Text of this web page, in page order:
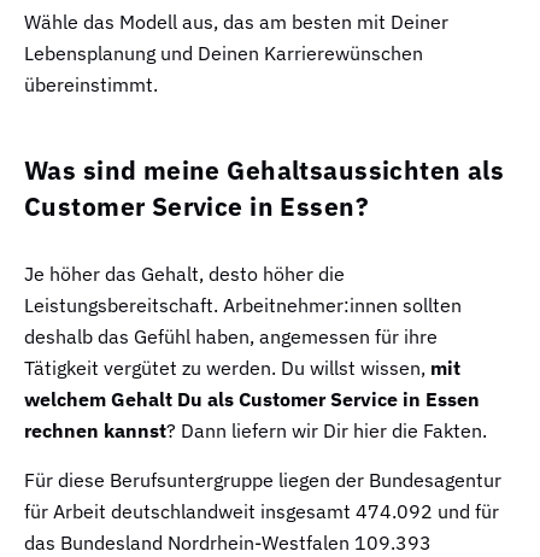
Wähle das Modell aus, das am besten mit Deiner
Lebensplanung und Deinen Karrierewünschen
übereinstimmt.
Was sind meine Gehaltsaussichten als
Customer Service in Essen?
Je höher das Gehalt, desto höher die
Leistungsbereitschaft. Arbeitnehmer:innen sollten
deshalb das Gefühl haben, angemessen für ihre
Tätigkeit vergütet zu werden. Du willst wissen, mit
welchem Gehalt Du als Customer Service in Essen
rechnen kannst? Dann liefern wir Dir hier die Fakten.
Für diese Berufsuntergruppe liegen der Bundesagentur
für Arbeit deutschlandweit insgesamt 474.092 und für
das Bundesland Nordrhein-Westfalen 109.393